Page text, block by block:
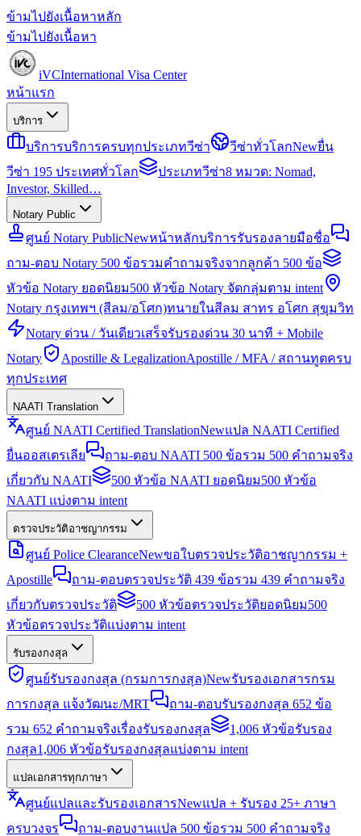
ข้ามไปยังเนื้อหาหลัก
ข้ามไปยังเนื้อหา
iVCInternational Visa Center
หน้าแรก
บริการ
บริการบริการครบทุกประเภทวีซ่า วีซ่าทั่วโลกNewยื่น
วีซ่า 195 ประเทศทั่วโลก
ประเภทวีซ่า8 หมวด: Nomad,
Investor, Skilled…
Notary Public
ศูนย์ Notary PublicNewหน้าหลักบริการรับรองลายมือชื่อ
ถาม-ตอบ Notary 500 ข้อรวมคำถามจริงจากลูกค้า 500 ข้อ
หัวข้อ Notary ยอดนิยม500 หัวข้อ Notary จัดกลุ่มตาม intent
Notary กรุงเทพฯ (สีลม/อโศก)ทนายในสีลม สาทร อโศก สุขุมวิท
Notary ด่วน / วันเดียวเสร็จรับรองด่วน 30 นาที + Mobile
Notary
Apostille & LegalizationApostille / MFA / สถานทูตครบ
ทุกประเทศ
NAATI Translation
ศูนย์ NAATI Certified TranslationNewแปล NAATI Certified
ยื่นออสเตรเลีย
ถาม-ตอบ NAATI 500 ข้อรวม 500 คำถามจริง
เกี่ยวกับ NAATI
500 หัวข้อ NAATI ยอดนิยม500 หัวข้อ
NAATI แบ่งตาม intent
ตรวจประวัติอาชญากรรม
ศูนย์ Police ClearanceNewขอใบตรวจประวัติอาชญากรรม +
Apostille
ถาม-ตอบตรวจประวัติ 439 ข้อรวม 439 คำถามจริง
เกี่ยวกับตรวจประวัติ
500 หัวข้อตรวจประวัติยอดนิยม500
หัวข้อตรวจประวัติแบ่งตาม intent
รับรองกงสุล
ศูนย์รับรองกงสุล (กรมการกงสุล)Newรับรองเอกสารกรม
การกงสุล แจ้งวัฒนะ/MRT
ถาม-ตอบรับรองกงสุล 652 ข้อ
รวม 652 คำถามจริงเรื่องรับรองกงสุล
1,006 หัวข้อรับรอง
กงสุล1,006 หัวข้อรับรองกงสุลแบ่งตาม intent
แปลเอกสารทุกภาษา
ศูนย์แปลและรับรองเอกสารNewแปล + รับรอง 25+ ภาษา
ครบวงจร
ถาม-ตอบงานแปล 500 ข้อรวม 500 คำถามจริง